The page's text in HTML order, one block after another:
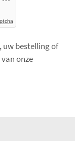
uw bestelling of
onze